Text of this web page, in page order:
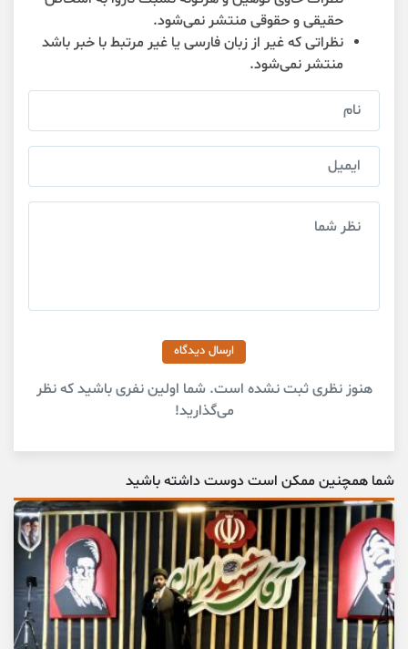
حقیقی و حقوقی منتشر نمی‌شود.
نظراتی که غیر از زبان فارسی یا غیر مرتبط با خبر باشد
منتشر نمی‌شود.
ارسال دیدگاه
هنوز نظری ثبت نشده است. شما اولین نفری باشید که نظر
می‌گذارید!
شما همچنین ممکن است دوست داشته باشید